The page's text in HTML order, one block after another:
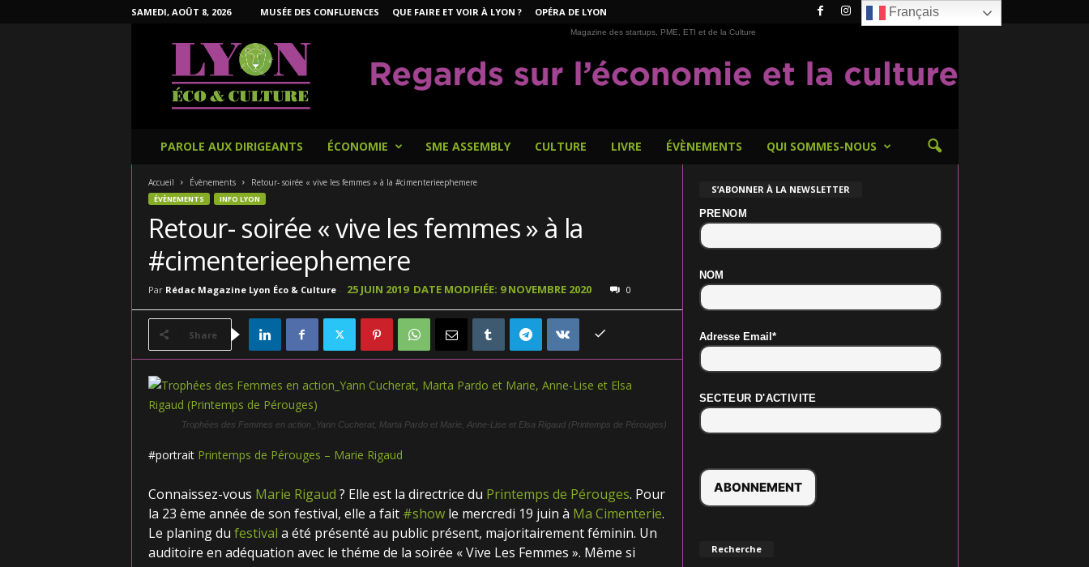
SAMEDI, AOÛT 8, 2026 MUSÉE DES CONFLUENCES QUE FAIRE ET VOIR À LYON ? OPÉRA DE LYON
Magazine des startups, PME, ETI et de la Culture
PAROLE AUX DIRIGEANTS ÉCONOMIE SME ASSEMBLY CULTURE LIVRE ÉVÈNEMENTS QUI SOMMES-NOUS
Accueil Évènements Retour- soirée « vive les femmes » à la #cimenterieephemere
ÉVÈNEMENTS INFO LYON
Retour- soirée « vive les femmes » à la
#cimenterieephemere
Par Rédac Magazine Lyon Éco & Culture- 25 JUIN 2019 DATE MODIFIÉE: 9 NOVEMBRE 2020 0
Share
Trophées des Femmes en action_Yann Cucherat, Marta Pardo et Marie, Anne-Lise et Elsa Rigaud (Printemps de Pérouges)
#portrait Printemps de Pérouges – Marie Rigaud
Connaissez-vous Marie Rigaud ? Elle est la directrice du Printemps de Pérouges. Pour
la 23 ème année de son festival, elle a fait #showle mercredi 19 juin à Ma Cimenterie.
Le planing du festival a été présenté au public présent, majoritairement féminin. Un
auditoire en adéquation avec le théme de la soirée « Vive Les Femmes ». Même si
S’ABONNER À LA NEWSLETTER
PRENOM
NOM
Adresse Email*
SECTEUR D'ACTIVITE
Recherche
Français